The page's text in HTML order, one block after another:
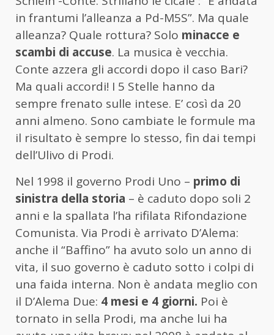
in frantumi l’alleanza a Pd-M5S”. Ma quale
alleanza? Quale rottura? Solo minacce e
scambi di accuse. La musica è vecchia.
Conte azzera gli accordi dopo il caso Bari?
Ma quali accordi! I 5 Stelle hanno da
sempre frenato sulle intese. E’ così da 20
anni almeno. Sono cambiate le formule ma
il risultato è sempre lo stesso, fin dai tempi
dell’Ulivo di Prodi.
Nel 1998 il governo Prodi Uno – primo di
sinistra della storia – è caduto dopo soli 2
anni e la spallata l’ha rifilata Rifondazione
Comunista. Via Prodi è arrivato D’Alema:
anche il “Baffino” ha avuto solo un anno di
vita, il suo governo è caduto sotto i colpi di
una faida interna. Non è andata meglio con
il D’Alema Due: 4 mesi e 4 giorni. Poi è
tornato in sella Prodi, ma anche lui ha